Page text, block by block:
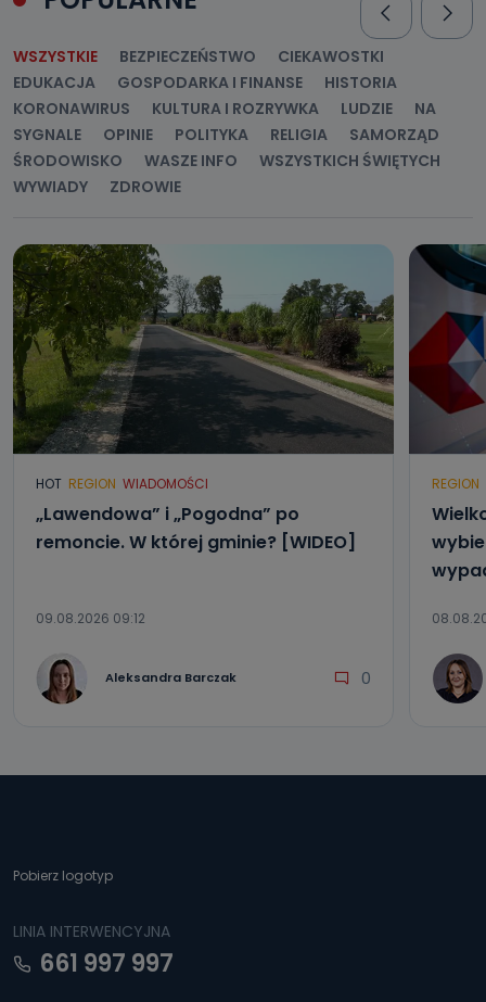
WSZYSTKIE BEZPIECZEŃSTWO
CIEKAWOSTKI
EDUKACJA
GOSPODARKA I FINANSE
HISTORIA
KORONAWIRUS
KULTURA I ROZRYWKA LUDZIE
NA
SYGNALE
OPINIE POLITYKA RELIGIA
SAMORZĄD
ŚRODOWISKO
WASZE INFO
WSZYSTKICH ŚWIĘTYCH
WYWIADY
ZDROWIE
HOT REGION WIADOMOŚCI
„Lawendowa” i „Pogodna” po
remoncie. W której gminie? [WIDEO]
09.08.2026 09:12
Aleksandra Barczak 0
REGION
Pobierz logotyp
LINIA INTERWENCYJNA
661 997 997